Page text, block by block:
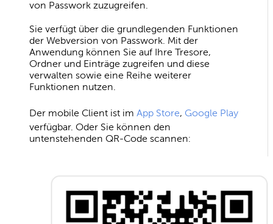
von Passwork zuzugreifen.
Sie verfügt über die grundlegenden Funktionen
der Webversion von Passwork. Mit der
Anwendung können Sie auf Ihre Tresore,
Ordner und Einträge zugreifen und diese
verwalten sowie eine Reihe weiterer
Funktionen nutzen.
Der mobile Client ist im App Store, Google Play
verfügbar. Oder Sie können den
untenstehenden QR-Code scannen: